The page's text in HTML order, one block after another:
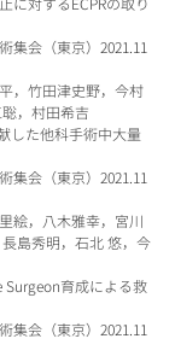
に対するECPRの取り
集会（東京）2021.11
，竹田津史野，今村
，村田希吉
した他科手術中大量
集会（東京）2021.11
絵，八木雅幸，宮川
島秀明，石北 悠，今
Surgeon育成による救
集会（東京）2021.11